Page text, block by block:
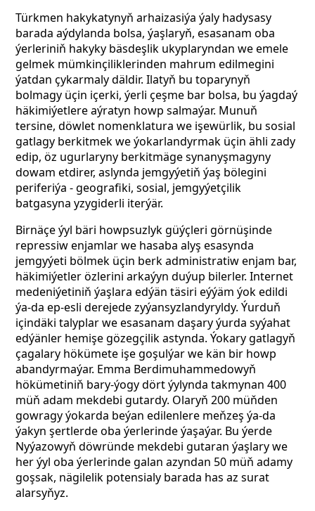
Türkmen hakykatynyň arhaizasiýa ýaly hadysasy
barada aýdylanda bolsa, ýaşlaryň, esasanam oba
ýerleriniň hakyky bäsdeşlik ukyplaryndan we emele
gelmek mümkinçiliklerinden mahrum edilmegini
ýatdan çykarmaly däldir. Ilatyň bu toparynyň
bolmagy üçin içerki, ýerli çeşme bar bolsa, bu ýagdaý
häkimiýetlere aýratyn howp salmaýar. Munuň
tersine, döwlet nomenklatura we işewürlik, bu sosial
gatlagy berkitmek we ýokarlandyrmak üçin ähli zady
edip, öz ugurlaryny berkitmäge synanyşmagyny
dowam etdirer, aslynda jemgyýetiň ýaş bölegini
periferiýa - geografiki, sosial, jemgyýetçilik
batgasyna yzygiderli iterýär.
Birnäçe ýyl bäri howpsuzlyk güýçleri görnüşinde
repressiw enjamlar we hasaba alyş esasynda
jemgyýeti bölmek üçin berk administratiw enjam bar,
häkimiýetler özlerini arkaýyn duýup bilerler. Internet
medeniýetiniň ýaşlara edýän täsiri eýýäm ýok edildi
ýa-da ep-esli derejede zyýansyzlandyryldy. Ýurduň
içindäki talyplar we esasanam daşary ýurda syýahat
edýänler hemişe gözegçilik astynda. Ýokary gatlagyň
çagalary hökümete işe goşulýar we kän bir howp
abandyrmaýar. Emma Berdimuhammedowyň
hökümetiniň bary-ýogy dört ýylynda takmynan 400
müň adam mekdebi gutardy. Olaryň 200 müňden
gowragy ýokarda beýan edilenlere meňzeş ýa-da
ýakyn şertlerde oba ýerlerinde ýaşaýar. Bu ýerde
Nyýazowyň döwründe mekdebi gutaran ýaşlary we
her ýyl oba ýerlerinde galan azyndan 50 müň adamy
goşsak, nägilelik potensialy barada has az surat
alarsyňyz.